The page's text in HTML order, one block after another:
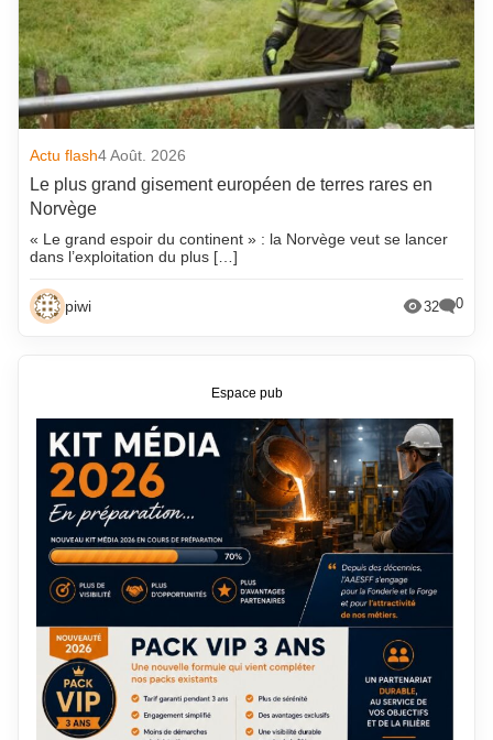
Actu flash4 Août. 2026
Le plus grand gisement européen de terres rares en
Norvège
« Le grand espoir du continent » : la Norvège veut se lancer
dans l’exploitation du plus […]
piwi 32 0
Espace pub